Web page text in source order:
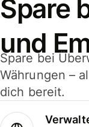
Spare
und
Spare bei
Währungen –
dich bereit.